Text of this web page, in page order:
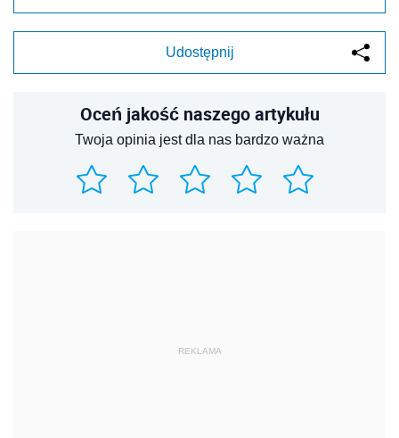
Udostępnij
Oceń jakość naszego artykułu
Twoja opinia jest dla nas bardzo ważna
REKLAMA